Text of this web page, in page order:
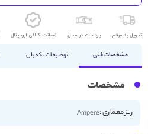
تحویل به موقع پرداخت در محل ضمانت کالای اورجینال
مشخصات فنی توضیحات تکمیلی
مشخصات
ریز معماری :Ampere